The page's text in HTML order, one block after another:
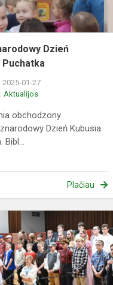
Dzień
Puchatka
2025-01-27
Aktualijos
obchodzony
Dzień Kubusia
Bibl...
Plačiau